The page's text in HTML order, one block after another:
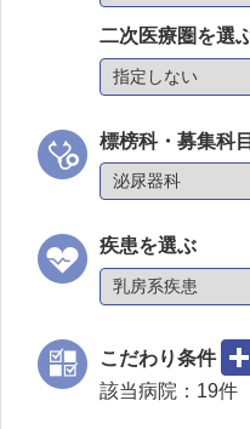
二次医療圏を選
標榜科・募集科
疾患を選ぶ
こだわり条件
該当病院： 19件